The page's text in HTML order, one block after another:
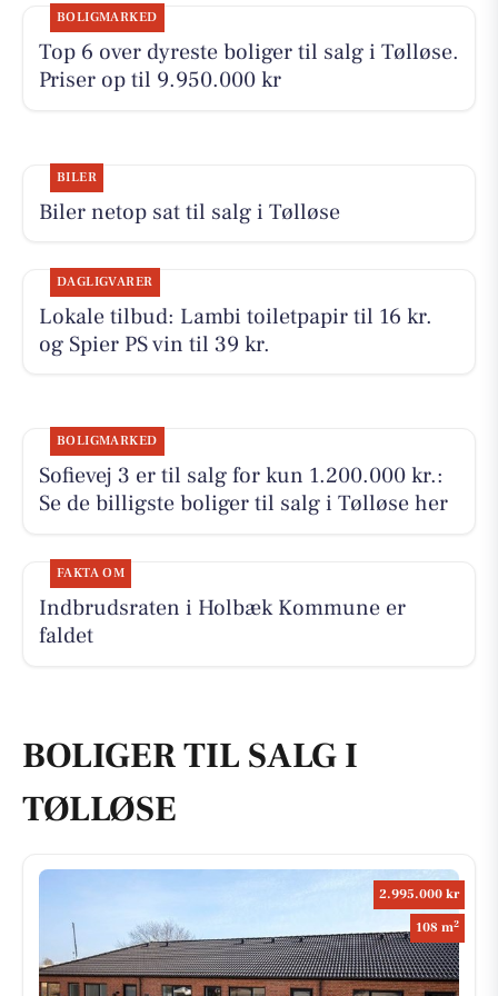
BOLIGMARKED
Top 6 over dyreste boliger til salg i Tølløse.
Priser op til 9.950.000 kr
BILER
Biler netop sat til salg i Tølløse
DAGLIGVARER
Lokale tilbud: Lambi toiletpapir til 16 kr.
og Spier PS vin til 39 kr.
BOLIGMARKED
Sofievej 3 er til salg for kun 1.200.000 kr.:
Se de billigste boliger til salg i Tølløse her
FAKTA OM
Indbrudsraten i Holbæk Kommune er
faldet
BOLIGER TIL SALG I
TØLLØSE
2.995.000 kr
108 m2